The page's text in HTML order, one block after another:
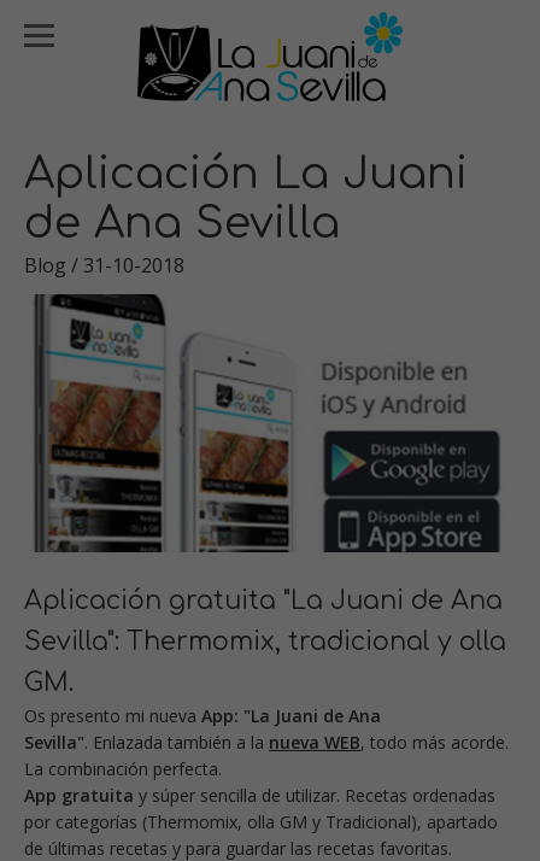
Aplicación La Juani
de Ana Sevilla
Blog / 31-10-2018
Aplicación gratuita "La Juani de Ana
Sevilla": Thermomix, tradicional y olla
GM.
Os presento mi nueva App: "La Juani de Ana
Sevilla". Enlazada también a la nueva WEB, todo más acorde.
La combinación perfecta.
App gratuita y súper sencilla de utilizar. Recetas ordenadas
por categorías (Thermomix, olla GM y Tradicional), apartado
de últimas recetas y para guardar las recetas favoritas.